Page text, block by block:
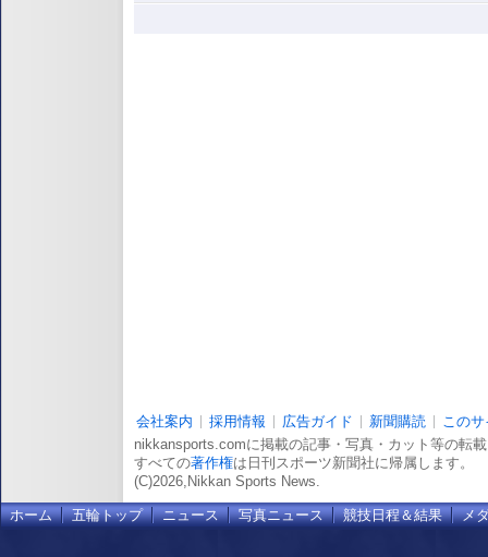
会社案内 採用情報 広告ガイド 新聞購読
この
nikkansports.comに掲載の記事・写真・カット等の転
すべての著作権は日刊スポーツ新聞社に帰属します。
(C)2026,Nikkan Sports News.
ホーム 五輪トップ ニュース 写真ニュース 競技日程＆結果 メ